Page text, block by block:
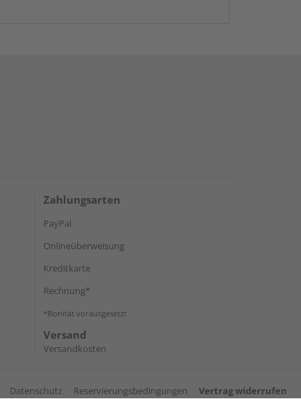
Zahlungsarten
PayPal
Onlineüberweisung
Kreditkarte
Rechnung*
*Bonität vorausgesetzt
Versand
Versandkosten
Datenschutz Reservierungsbedingungen Vertrag widerrufen